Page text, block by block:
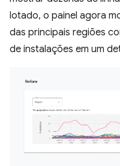
lotado, o painel agora
das principais regiões
de instalações em um